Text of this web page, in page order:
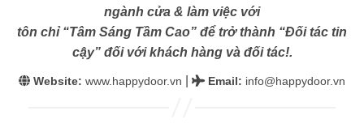
ngành cửa & làm việc với
tôn chỉ “Tâm Sáng Tầm Cao” để trở thành “Đối tác tin
cậy” đối với khách hàng và đối tác!.
Website: www.happydoor.vn Email: info@happydoor.vn